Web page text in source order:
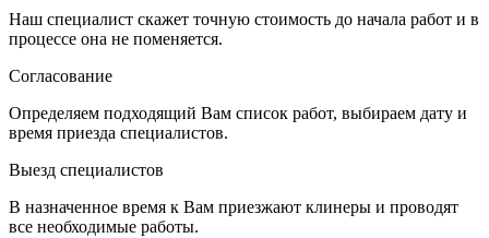
Наш специалист скажет точную стоимость до начала работ и в
процессе она не поменяется.
Согласование
Определяем подходящий Вам список работ, выбираем дату и
время приезда специалистов.
Выезд специалистов
В назначенное время к Вам приезжают клинеры и проводят
все необходимые работы.